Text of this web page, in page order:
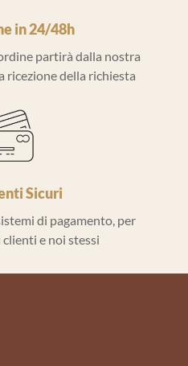
in 24/48h
partirà dalla nostra
ricezione della richiesta
Sicuri
di pagamento, per
e noi stessi